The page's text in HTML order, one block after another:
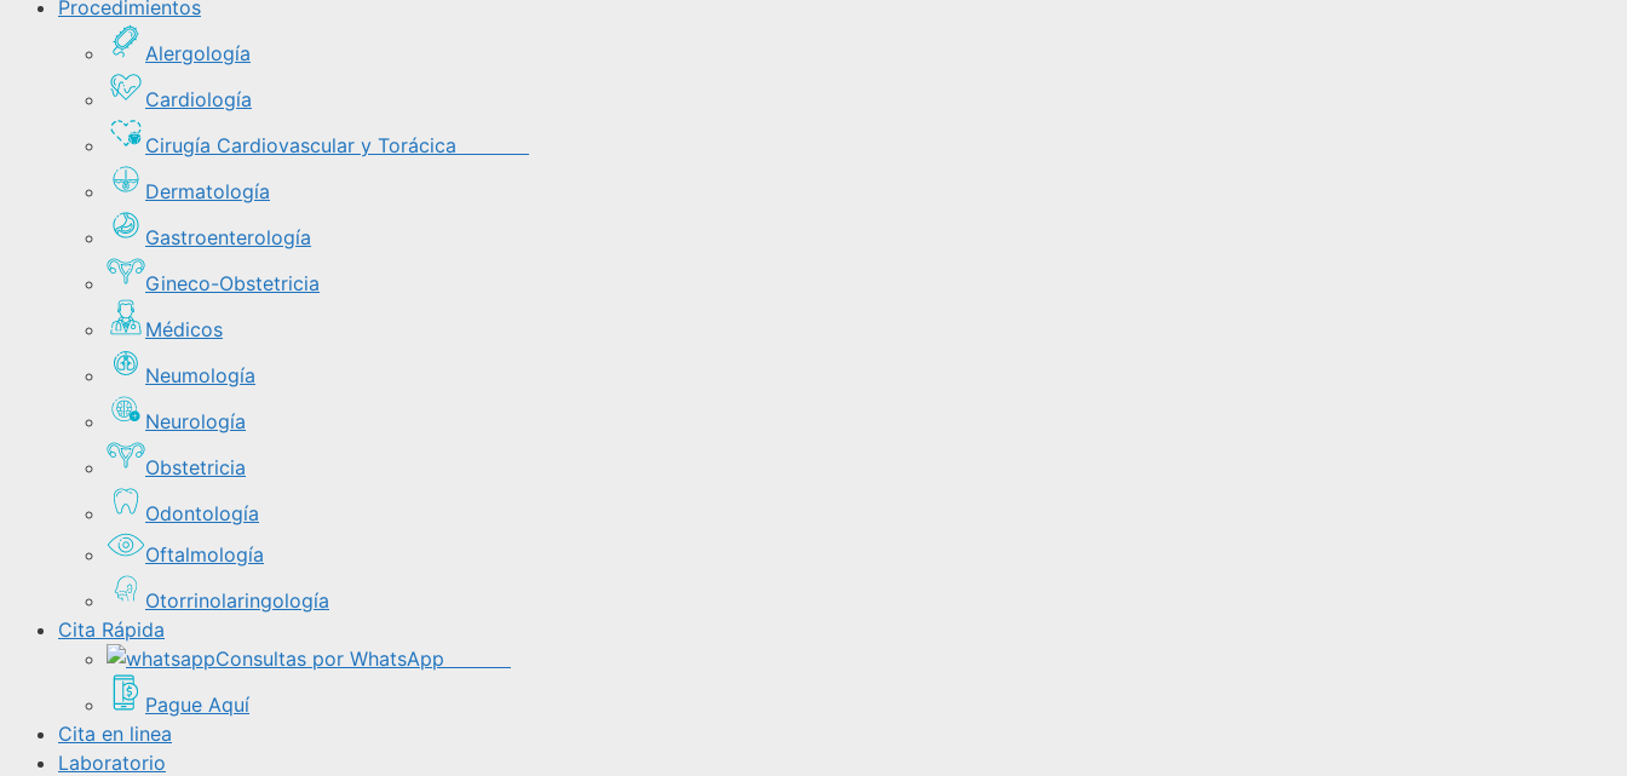
Procedimientos
Alergología
Cardiología
Cirugía Cardiovascular y Torácica
Dermatología
Gastroenterología
Gineco-Obstetricia
Médicos
Neumología
Neurología
Obstetricia
Odontología
Oftalmología
Otorrinolaringología
Cita Rápida
Consultas por WhatsApp
Pague Aquí
Cita en linea
Laboratorio